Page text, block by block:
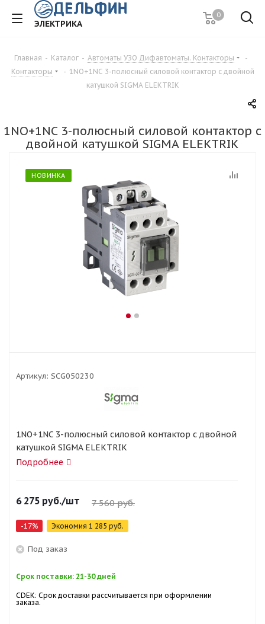
ЭЛЕКТРИКА
0
Главная - Каталог - Автоматы УЗО Дифавтоматы. Контакторы
-
Контакторы
- 1NO+1NC 3-полюсный силовой контактор с двойной
катушкой SIGMA ELEKTRIK
1NO+1NC 3-полюсный силовой контактор с
двойной катушкой SIGMA ELEKTRIK
НОВИНКА
Артикул: SCG050230
1NO+1NC 3-полюсный силовой контактор с двойной
катушкой SIGMA ELEKTRIK
Подробнее
6 275 руб./шт 7 560руб.
-17% Экономия 1 285 руб.
Под заказ
Срок поставки: 21-30 дней
CDEK: Срок доставки рассчитывается при оформлении
заказа.